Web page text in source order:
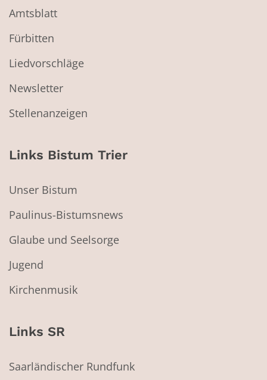
Amtsblatt
Fürbitten
Liedvorschläge
Newsletter
Stellenanzeigen
Links Bistum Trier
Unser Bistum
Paulinus-Bistumsnews
Glaube und Seelsorge
Jugend
Kirchenmusik
Links SR
Saarländischer Rundfunk